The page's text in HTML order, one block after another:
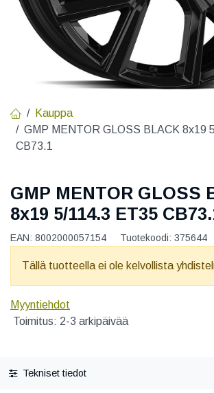
Kauppa
GMP MENTOR GLOSS BLACK 8x19
CB73.1
GMP MENTOR GLOSS
8x19 5/114.3 ET35
EAN: 8002000057154 Tuotekoodi: 375644
Tällä tuotteella ei ole kelvollista
Myyntiehdot
Toimitus: 2-3 arkipäivää
Tekniset tiedot